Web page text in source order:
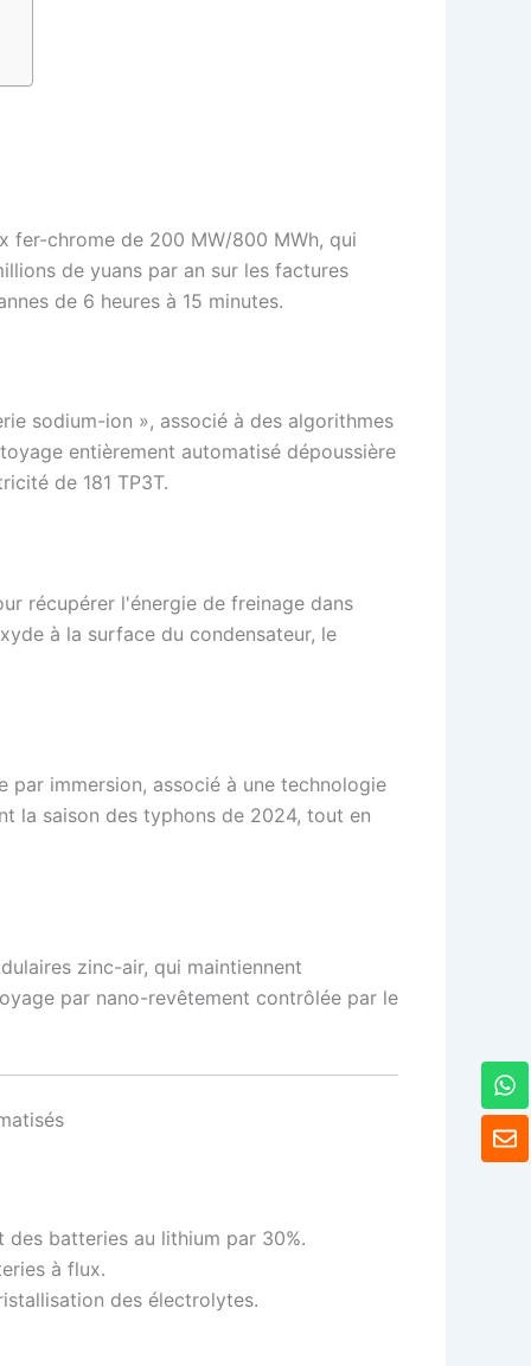
fer-chrome de 200 MW/800 MWh, qui
de yuans par an sur les factures
de 6 heures à 15 minutes.
sodium-ion », associé à des algorithmes
entièrement automatisé dépoussière
de 181 TP3T.
récupérer l'énergie de freinage dans
à la surface du condensateur, le
immersion, associé à une technologie
la saison des typhons de 2024, tout en
zinc-air, qui maintiennent
par nano-revêtement contrôlée par le
batteries au lithium par 30%.
à flux.
des électrolytes.
E
n
W
h
a
t
s